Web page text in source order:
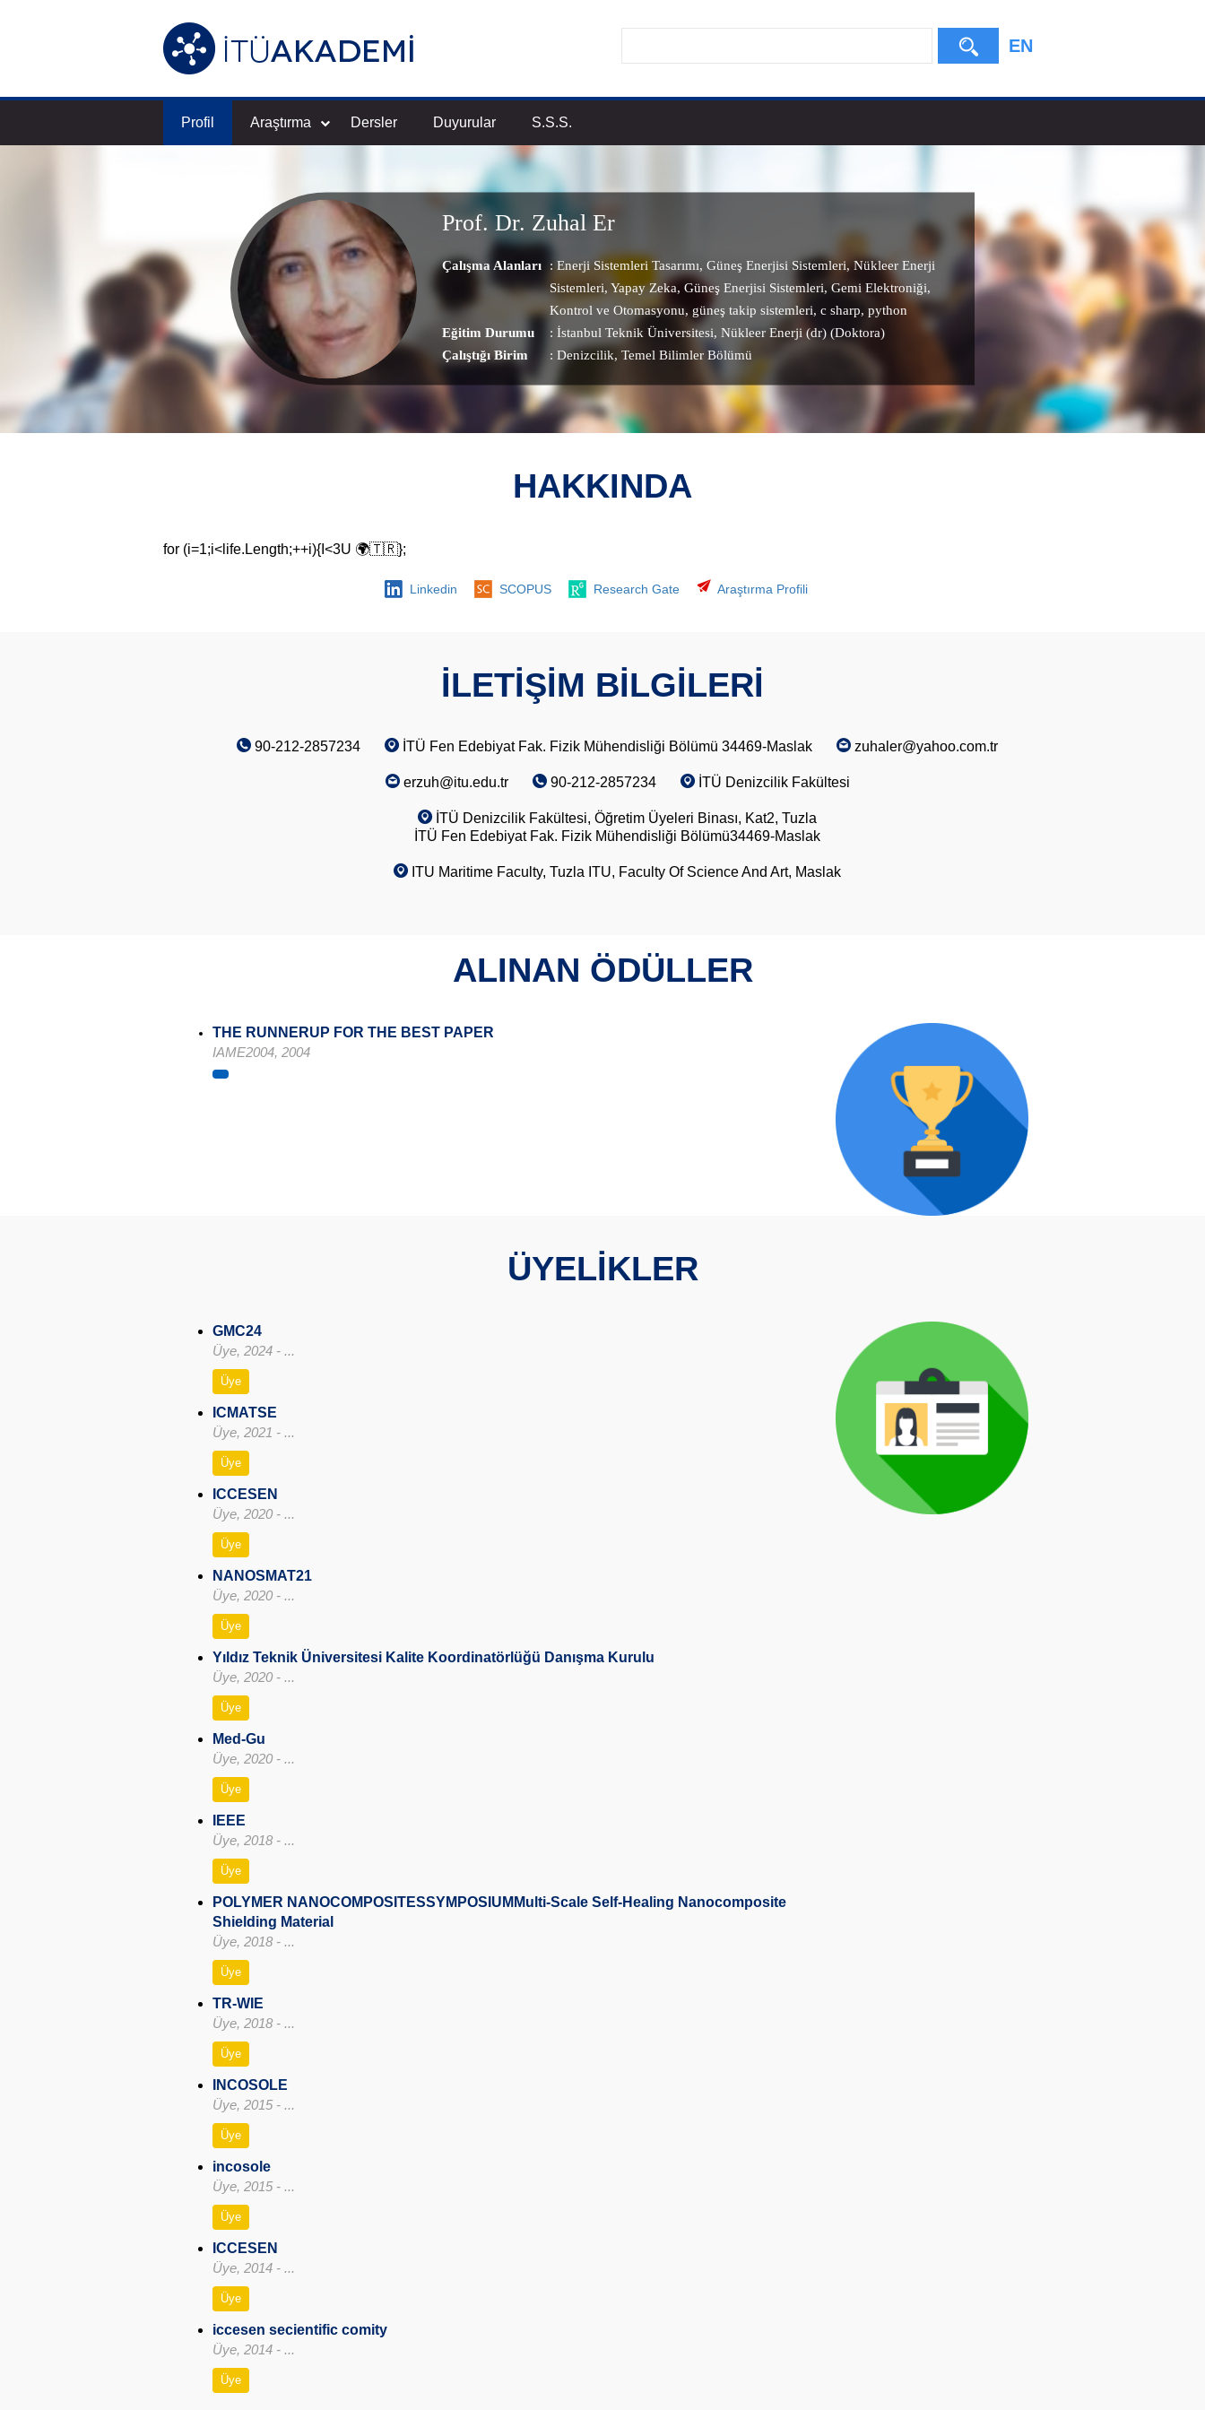
EN
Profil Araştırma Dersler Duyurular S.S.S.
Prof. Dr. Zuhal Er
Çalışma Alanları : Enerji Sistemleri Tasarımı, Güneş Enerjisi Sistemleri, Nükleer Enerji
Sistemleri, Yapay Zeka, Güneş Enerjisi Sistemleri, Gemi Elektroniği,
Kontrol ve Otomasyonu, güneş takip sistemleri, c sharp, python
Eğitim Durumu
: İstanbul Teknik Üniversitesi, Nükleer Enerji (dr) (Doktora)
Çalıştığı Birim
: Denizcilik, Temel Bilimler Bölümü
HAKKINDA
for (i=1;i<life.Length;++i){I<3U 🌍🇹🇷};
Linkedin SCOPUS Research Gate Araştırma Profili
İLETİŞİM BİLGİLERİ
90-212-2857234 İTÜ Fen Edebiyat Fak. Fizik Mühendisliği Bölümü 34469-Maslak zuhaler@yahoo.com.tr
erzuh@itu.edu.tr 90-212-2857234 İTÜ Denizcilik Fakültesi
İTÜ Denizcilik Fakültesi, Öğretim Üyeleri Binası, Kat2, Tuzla
İTÜ Fen Edebiyat Fak. Fizik Mühendisliği Bölümü34469-Maslak
ITU Maritime Faculty, Tuzla ITU, Faculty Of Science And Art, Maslak
ALINAN ÖDÜLLER
THE RUNNERUP FOR THE BEST PAPER
IAME2004, 2004
ÜYELİKLER
GMC24
Üye, 2024 - ...
Üye
ICMATSE
Üye, 2021 - ...
Üye
ICCESEN
Üye, 2020 - ...
Üye
NANOSMAT21
Üye, 2020 - ...
Üye
Yıldız Teknik Üniversitesi Kalite Koordinatörlüğü Danışma Kurulu
Üye, 2020 - ...
Üye
Med-Gu
Üye, 2020 - ...
Üye
IEEE
Üye, 2018 - ...
Üye
POLYMER NANOCOMPOSITESSYMPOSIUMMulti-Scale Self-Healing Nanocomposite
Shielding Material
Üye, 2018 - ...
Üye
TR-WIE
Üye, 2018 - ...
Üye
INCOSOLE
Üye, 2015 - ...
Üye
incosole
Üye, 2015 - ...
Üye
ICCESEN
Üye, 2014 - ...
Üye
iccesen secientific comity
Üye, 2014 - ...
Üye